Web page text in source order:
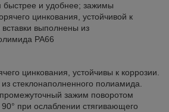
быстрее и удобнее; зажимы
цинкования, устойчивой к
выполнены из
PA66
цинкования, устойчивы к коррозии.
стеклонаполненного полиамида.
зажим поворотом
при ослаблении стягивающего